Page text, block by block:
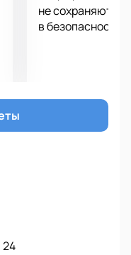
эмоции,
не сохраняются
в безопасности.
24